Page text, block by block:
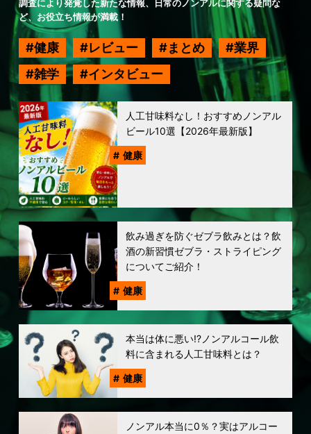
調査により発覚した新たな情報、日常のノンアルに関する疑問な
ど、お役立ち情報が満載！
健康 レビュー まとめ
業界
雑学
インタビュー
人工甘味料なし！おすすめノンアル
ビール10選【2026年最新版】
健康
飲み過ぎを防ぐゼブラ飲みとは？飲
酒の新習慣ゼブラ・ストライピング
についてご紹介！
健康
本当は体に悪い!?ノンアルコール飲
料に含まれる人工甘味料とは？
健康
ノンアル本当に0％？実はアルコー